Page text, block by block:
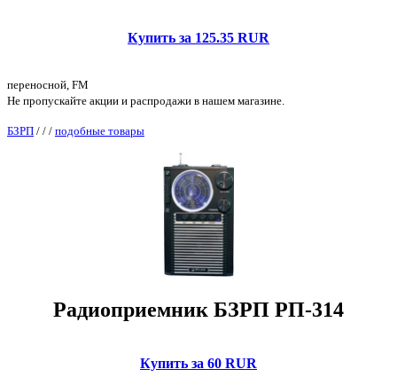
Купить за 125.35 RUR
переносной, FM
Не пропускайте акции и распродажи в нашем магазине.
БЗРП / / / подобные товары
Радиоприемник БЗРП РП-314
Купить за 60 RUR